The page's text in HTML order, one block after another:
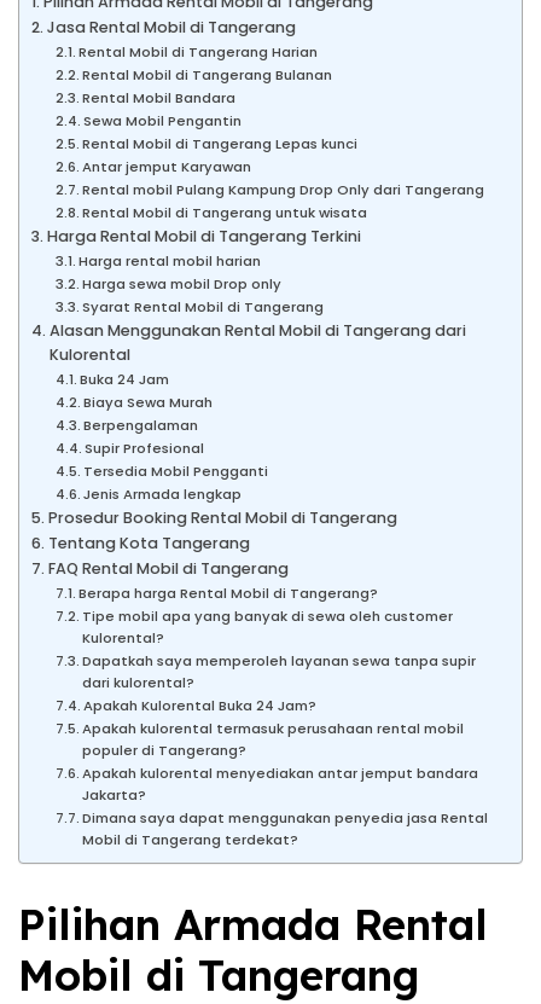
Jasa Rental Mobil di Tangerang
Rental Mobil di Tangerang Harian
Rental Mobil di Tangerang Bulanan
Rental Mobil Bandara
Sewa Mobil Pengantin
Rental Mobil di Tangerang Lepas kunci
Antar jemput Karyawan
Rental mobil Pulang Kampung Drop Only dari Tangerang
Rental Mobil di Tangerang untuk wisata
Harga Rental Mobil di Tangerang Terkini
Harga rental mobil harian
Harga sewa mobil Drop only
Syarat Rental Mobil di Tangerang
Alasan Menggunakan Rental Mobil di Tangerang dari
Kulorental
Buka 24 Jam
Biaya Sewa Murah
Berpengalaman
Supir Profesional
Tersedia Mobil Pengganti
Jenis Armada lengkap
Prosedur Booking Rental Mobil di Tangerang
Tentang Kota Tangerang
FAQ Rental Mobil di Tangerang
Berapa harga Rental Mobil di Tangerang?
Tipe mobil apa yang banyak di sewa oleh customer
Kulorental?
Dapatkah saya memperoleh layanan sewa tanpa supir
dari kulorental?
Apakah Kulorental Buka 24 Jam?
Apakah kulorental termasuk perusahaan rental mobil
populer di Tangerang?
Apakah kulorental menyediakan antar jemput bandara
Jakarta?
Dimana saya dapat menggunakan penyedia jasa Rental
Mobil di Tangerang terdekat?
Pilihan Armada Rental
Mobil di Tangerang